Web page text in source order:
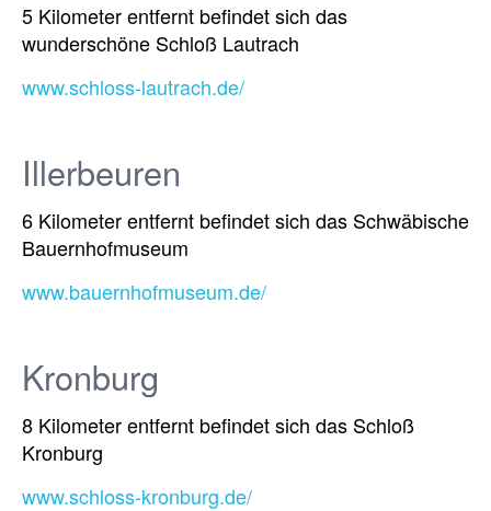
5 Kilometer entfernt befindet sich das
wunderschöne Schloß Lautrach
www.schloss-lautrach.de/
Illerbeuren
6 Kilometer entfernt befindet sich das Schwäbische
Bauernhofmuseum
www.bauernhofmuseum.de/
Kronburg
8 Kilometer entfernt befindet sich das Schloß
Kronburg
www.schloss-kronburg.de/